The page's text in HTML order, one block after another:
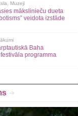
Muzeji
mākslinieču dueta
veidota izstāde
Baha
programma